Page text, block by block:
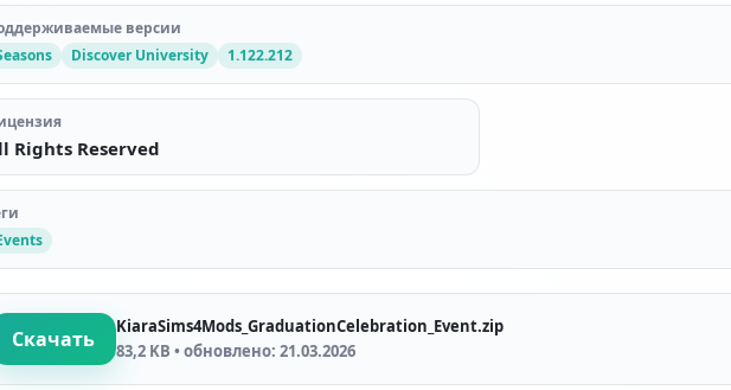
версии
Discover University 1.122.212
Rights Reserved
Скачать
KiaraSims4Mods_GraduationCelebration_Event.zip
83,2 KB • обновлено: 21.03.2026